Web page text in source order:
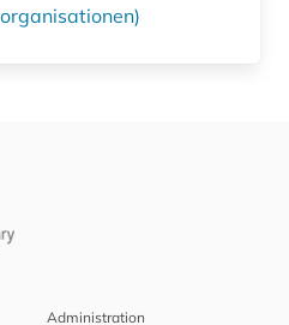
Administration